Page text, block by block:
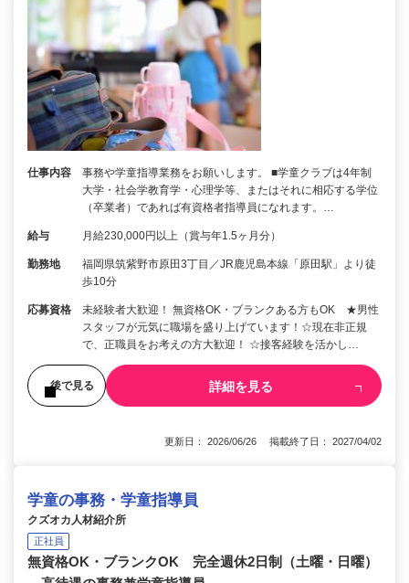
仕事内容
事務や学童指導業務をお願いします。 ■学童クラブは4年制
大学・社会学教育学・心理学等、またはそれに相応する学位
（卒業者）であれば有資格者指導員になれます。…
給与 月給230,000円以上（賞与年1.5ヶ月分）
勤務地
福岡県筑紫野市原田3丁目／JR鹿児島本線「原田駅」より徒
歩10分
応募資格
未経験者大歓迎！ 無資格OK・ブランクある方もOK ★男性
スタッフが元気に職場を盛り上げています！☆現在非正規
で、正職員をお考えの方大歓迎！ ☆接客経験を活かし…
後で見る 詳細を見る
更新日： 2026/06/26 掲載終了日： 2027/04/02
学童の事務・学童指導員
クズオカ人材紹介所
正社員
無資格OK・ブランクOK 完全週休2日制（土曜・日曜）